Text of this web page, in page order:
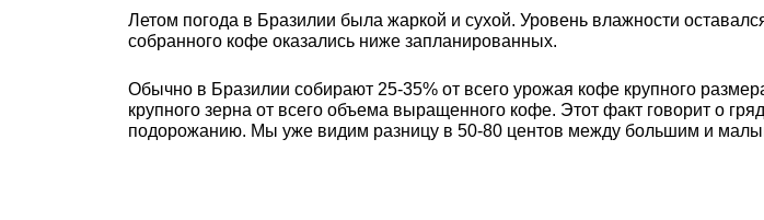
Летом погода в Бразилии была жаркой и сухой. Уровень влажности
собранного кофе оказались ниже запланированных.
Обычно в Бразилии собирают 25-35% от всего урожая кофе крупного
крупного зерна от всего объема выращенного кофе. Этот факт говорит о
подорожанию. Мы уже видим разницу в 50-80 центов между большим и